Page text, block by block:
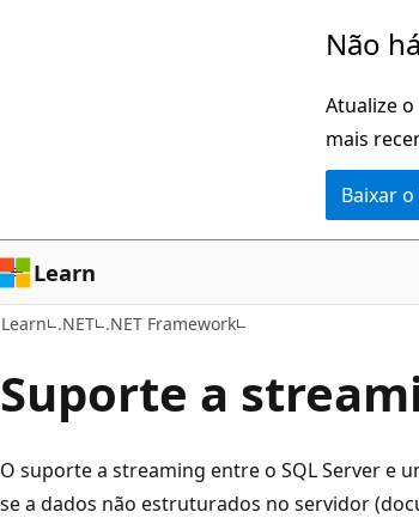
Não
Atualize
mais
Baixar
Learn
Learn .NET .NET Framework
Suporte a
O suporte a streaming entre o SQL Server e
se a dados não estruturados no servidor